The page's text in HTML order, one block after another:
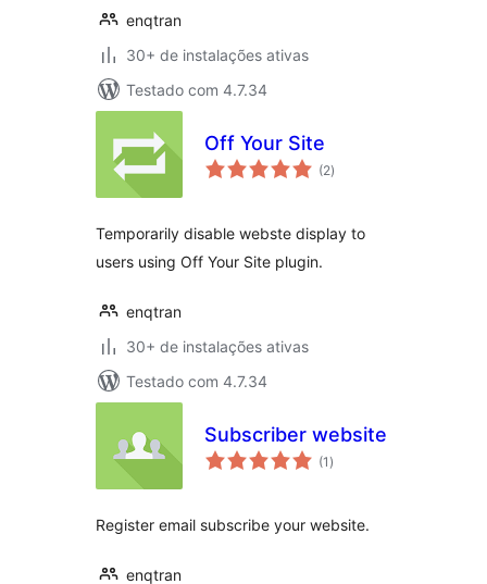
enqtran
30+ de instalações ativas
Testado com 4.7.34
Off Your Site
(2total
de
)
Temporarily disable webste display to
users using Off Your Site plugin.
enqtran
30+ de instalações ativas
Testado com 4.7.34
Subscriber website
(1 total
de
)
Register email subscribe your website.
enqtran